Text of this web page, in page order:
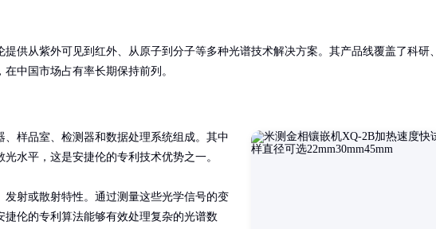
供从紫外可见到红外、从原子到分子等多种光谱技术解决方案。其产品线覆盖了科研
中国市场占有率长期保持前列。
、样品室、检测器和数据处理系统组成。其中
水平，这是安捷伦的专利技术优势之一。
射或散射特性。通过测量这些光学信号的变
伦的专利算法能够有效处理复杂的光谱数